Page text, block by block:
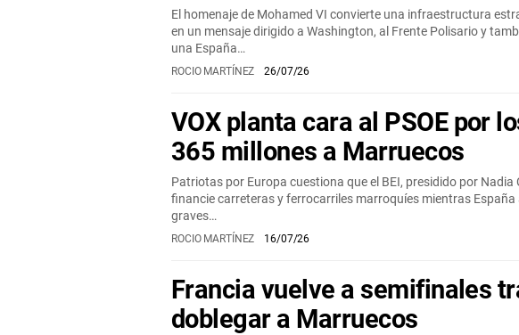
El homenaje de Mohamed VI convierte una infraestructura
en un mensaje dirigido a Washington, al Frente Polisario y
una España…
ROCIO MARTÍNEZ 26/07/26
VOX planta cara al PSOE por
365 millones a Marruecos
Patriotas por Europa cuestiona que el BEI, presidido por Nadia
financie carreteras y ferrocarriles marroquíes mientras
graves…
ROCIO MARTÍNEZ 16/07/26
Francia vuelve a semifinales
doblegar a Marruecos